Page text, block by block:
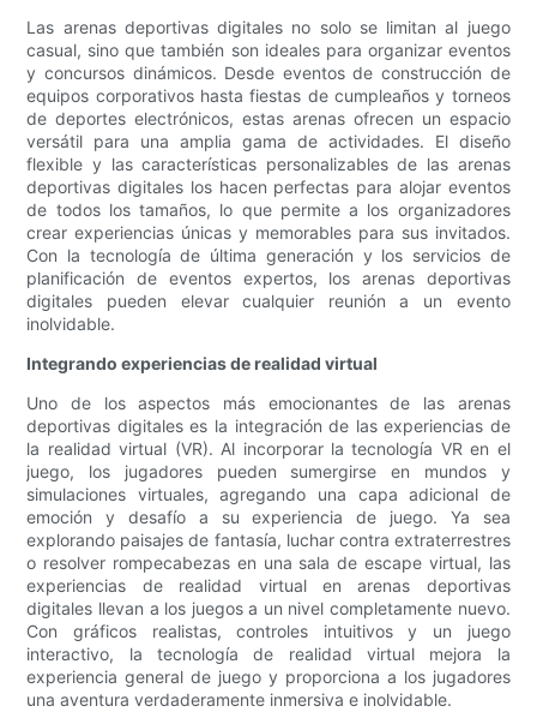
Las arenas deportivas digitales no solo se limitan al juego
casual, sino que también son ideales para organizar eventos
y concursos dinámicos. Desde eventos de construcción de
equipos corporativos hasta fiestas de cumpleaños y torneos
de deportes electrónicos, estas arenas ofrecen un espacio
versátil para una amplia gama de actividades. El diseño
flexible y las características personalizables de las arenas
deportivas digitales los hacen perfectas para alojar eventos
de todos los tamaños, lo que permite a los organizadores
crear experiencias únicas y memorables para sus invitados.
Con la tecnología de última generación y los servicios de
planificación de eventos expertos, los arenas deportivas
digitales pueden elevar cualquier reunión a un evento
inolvidable.
Integrando experiencias de realidad virtual
Uno de los aspectos más emocionantes de las arenas
deportivas digitales es la integración de las experiencias de
la realidad virtual (VR). Al incorporar la tecnología VR en el
juego, los jugadores pueden sumergirse en mundos y
simulaciones virtuales, agregando una capa adicional de
emoción y desafío a su experiencia de juego. Ya sea
explorando paisajes de fantasía, luchar contra extraterrestres
o resolver rompecabezas en una sala de escape virtual, las
experiencias de realidad virtual en arenas deportivas
digitales llevan a los juegos a un nivel completamente nuevo.
Con gráficos realistas, controles intuitivos y un juego
interactivo, la tecnología de realidad virtual mejora la
experiencia general de juego y proporciona a los jugadores
una aventura verdaderamente inmersiva e inolvidable.